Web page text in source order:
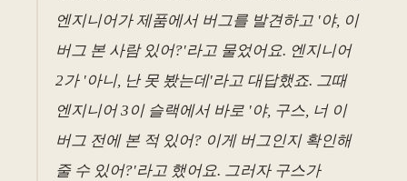
엔지니어가 제품에서 버그를 발견하고 '야, 이
버그 본 사람 있어?'라고 물었어요. 엔지니어
2가 '아니, 난 못 봤는데'라고 대답했죠. 그때
엔지니어 3이 슬랙에서 바로 '야, 구스, 너 이
버그 전에 본 적 있어? 이게 버그인지 확인해
줄 수 있어?'라고 했어요. 그러자 구스가